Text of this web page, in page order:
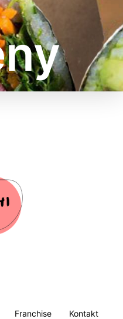
för Sushi
Franchise Kontakt